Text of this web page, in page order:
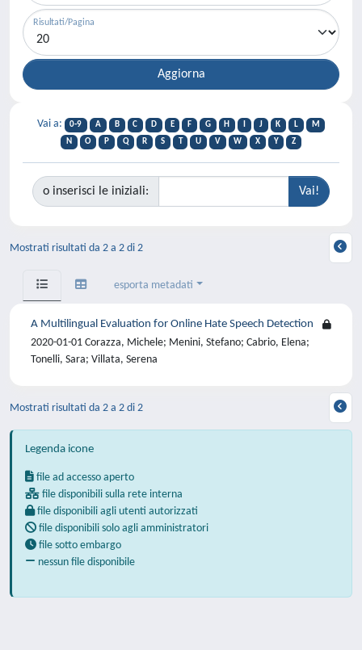
Risultati/Pagina
Vai a: 0-9 A B C D E F G H J K L
M
N
O P Q R S T U V W X Y Z
o inserisci le iniziali:
Mostrati risultati da 2 a 2 di 2
esporta metadati
A Multilingual Evaluation for Online Hate Speech Detection
2020-01-01 Corazza, Michele; Menini, Stefano; Cabrio, Elena;
Tonelli, Sara; Villata, Serena
Mostrati risultati da 2 a 2 di 2
Legenda icone
file ad accesso aperto
file disponibili sulla rete interna
file disponibili agli utenti autorizzati
file disponibili solo agli amministratori
file sotto embargo
nessun file disponibile